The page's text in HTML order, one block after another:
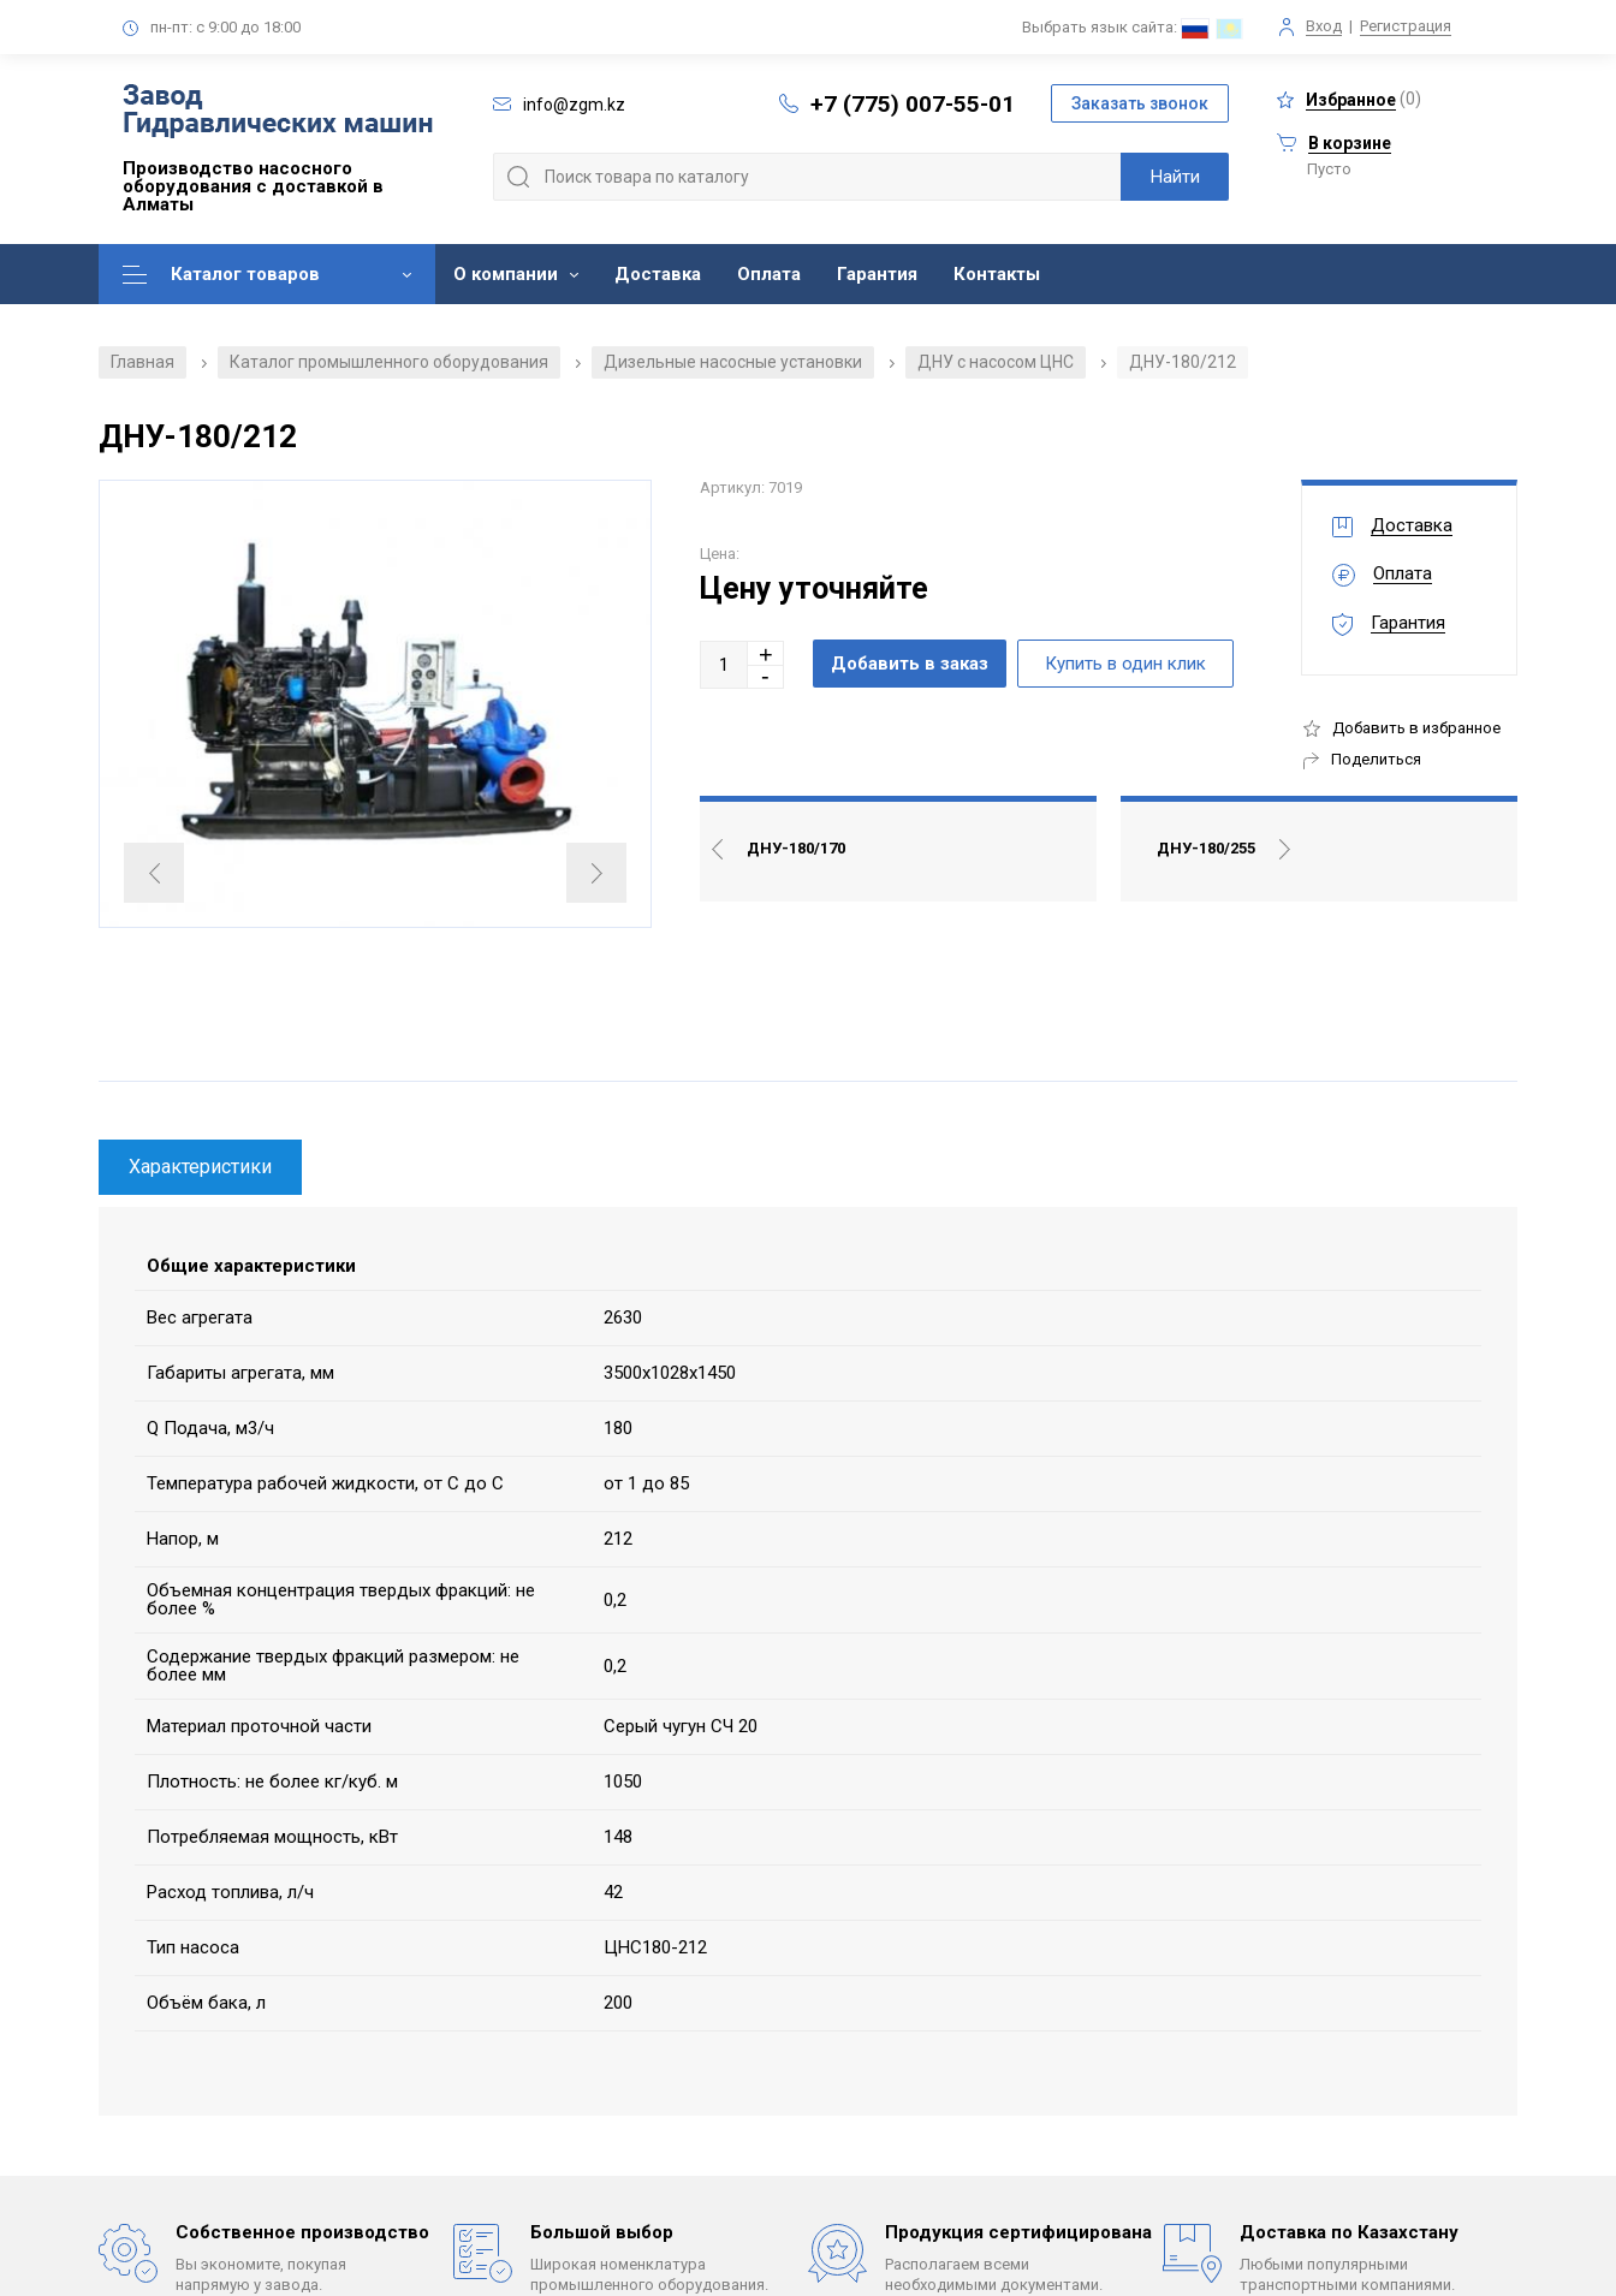
пн-пт: с 9:00 до 18:00 Вход | Регистрация
Выбрать язык сайта:
Производство насосного
оборудования с доставкой в
Алматы
info@zgm.kz +7 (775) 007-55-01 Избранное(0)
В корзине
Пусто
Каталог товаров О компании Доставка Оплата Гарантия Контакты
Главная / Каталог промышленного оборудования / Дизельные насосные установки / ДНУ с насосом ЦНС / ДНУ-180/212
ДНУ-180/212
Артикул: 7019
Цена:
Цену уточняйте
Доставка
Оплата
Гарантия
Добавить в избранное
Поделиться
ДНУ-180/170 ДНУ-180/255
Характеристики
Общие характеристики
Вес агрегата 2630
Габариты агрегата, мм 3500х1028х1450
Q Подача, м3/ч 180
Температура рабочей жидкости, от С до С от 1 до 85
Напор, м 212
Объемная концентрация твердых фракций: не
более %
0,2
Содержание твердых фракций размером: не
более мм
0,2
Материал проточной части Серый чугун СЧ 20
Плотность: не более кг/куб. м 1050
Потребляемая мощность, кВт 148
Расход топлива, л/ч 42
Тип насоса ЦНС180-212
Объём бака, л 200
Собственное производство
Вы экономите, покупая
напрямую у завода.
Большой выбор
Широкая номенклатура
промышленного оборудования.
Продукция сертифицирована
Располагаем всеми
необходимыми документами.
Доставка по Казахстану
Любыми популярными
транспортными компаниями.